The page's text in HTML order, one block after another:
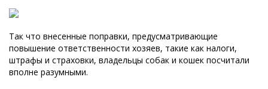
Так что внесенные поправки, предусматривающие
повышение ответственности хозяев, такие как налоги,
штрафы и страховки, владельцы собак и кошек посчитали
вполне разумными.